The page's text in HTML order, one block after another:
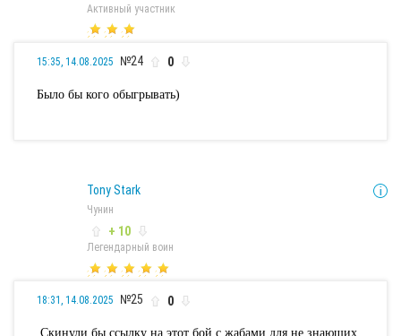
Активный участник
15:35, 14.08.2025 №24 0
Было бы кого обыгрывать)
Tony Stark
Чунин
+ 10
Легендарный воин
18:31, 14.08.2025 №25 0
Скинули бы ссылку на этот бой с жабами для не знающих.